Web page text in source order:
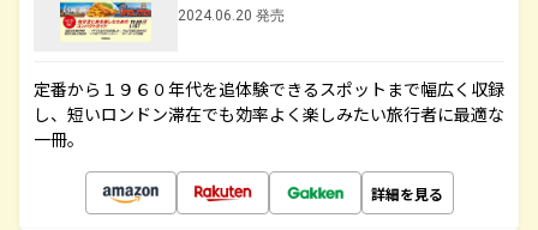
2024.06.20 発売
定番から１９６０年代を追体験できるスポットまで幅広く収録
し、短いロンドン滞在でも効率よく楽しみたい旅行者に最適な
一冊。
詳細を見る